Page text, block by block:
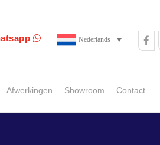
Nederlands
Afwerkingen Showroom Contact